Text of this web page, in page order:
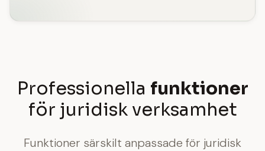
Professionella funktioner
för juridisk verksamhet
Funktioner särskilt anpassade för juridisk